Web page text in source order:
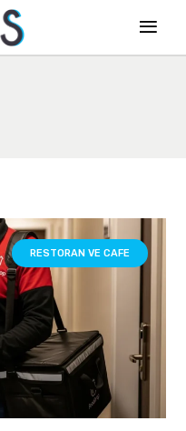
RESTORAN VE CAFE